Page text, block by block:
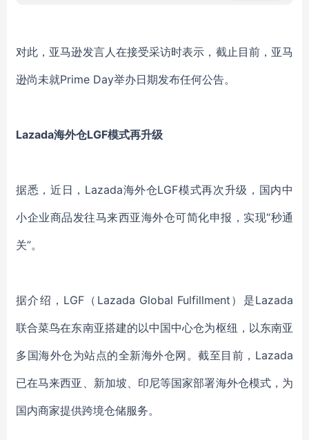
对此，亚马逊发言人在接受采访时表示，截止目前，亚马
逊尚未就Prime Day举办日期发布任何公告。
Lazada海外仓LGF模式再升级
据悉，近日，Lazada海外仓LGF模式再次升级，国内中
小企业商品发往马来西亚海外仓可简化申报，实现“秒通
关”。
据介绍，LGF（Lazada Global Fulfillment）是Lazada
联合菜鸟在东南亚搭建的以中国中心仓为枢纽，以东南亚
多国海外仓为站点的全新海外仓网。截至目前，Lazada
已在马来西亚、新加坡、印尼等国家部署海外仓模式，为
国内商家提供跨境仓储服务。